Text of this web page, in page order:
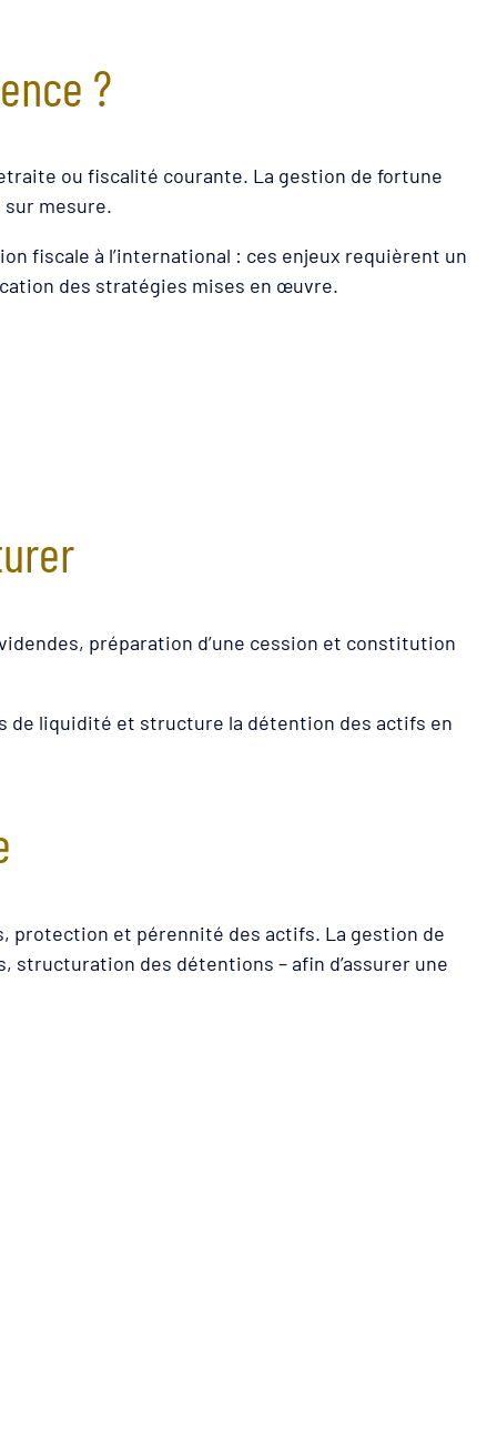
?
ou fiscalité courante. La gestion de fortune
mesure.
fiscale à l’international : ces enjeux requièrent un
des stratégies mises en œuvre.
préparation d’une cession et constitution
de liquidité et structure la détention des actifs en
protection et pérennité des actifs. La gestion de
des détentions – afin d’assurer une